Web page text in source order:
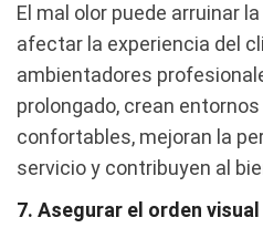
El mal olor puede arruinar
afectar la experiencia del
ambientadores
prolongado, crean
confortables, mejoran la
servicio y contribuyen al
7. Asegurar el orden